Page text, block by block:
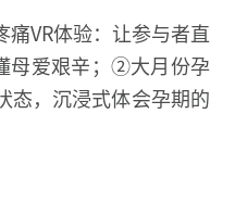
VR体验：让参与者直
母爱艰辛；②大月份孕
态，沉浸式体会孕期的